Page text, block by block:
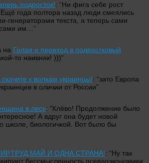
подросток!: “Ни фига себе рост
Ещё года полтора назад люди смеялись
генераторами текста, а теперь сами
им… ”
на Голая и переход в подростковый
то наивняк! )))”
к волкам,украинцы!: “зато Европа
в оличии от России”
в лесу: “Клёво! Продолжение было
А вдруг она будет новой
школе, биологичкой. Вот было бы
И ОДНА СТРАНА!: “Ну так
бессмысленность псевдоэкономики,